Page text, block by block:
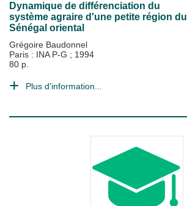
Dynamique de différenciation du
système agraire d'une petite région du
Sénégal oriental
Grégoire Baudonnel
Paris : INA P-G ; 1994
80 p.
Plus d'information...